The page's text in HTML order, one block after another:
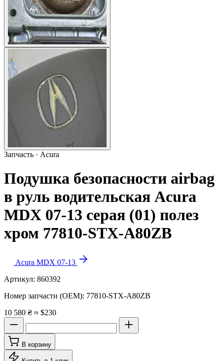
Запчасть · Acura
Подушка безопасности airbag
в руль водительская Acura
MDX 07-13 серая (01) полез
хром 77810-STX-A80ZB
Acura MDX 07-13
Артикул: 860392
Номер запчасти (OEM): 77810-STX-A80ZB
10 580 ₴ ≈ $230
В корзину